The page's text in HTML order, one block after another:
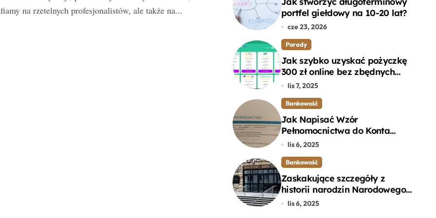
na rzetelnych profesjonalistów, ale także na...
portfel giełdowy na 10-20 lat?
cze 23, 2026
Porady
Jak szybko uzyskać pożyczkę
300 zł online bez zbędnych
formalności?
lis 7, 2025
Bankowość
Jak Napisać Wzór
Pełnomocnictwa do Konta
Bankowego – Praktyczny
lis 6, 2025
Bankowość
Zaskakujące szczegóły z
historii narodzin Narodowego
Banku Polskiego, o których
lis 6, 2025